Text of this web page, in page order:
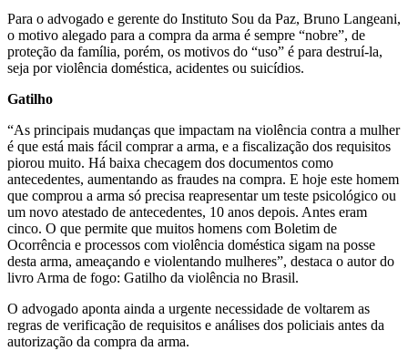
Para o advogado e gerente do Instituto Sou da Paz, Bruno Langeani,
o motivo alegado para a compra da arma é sempre “nobre”, de
proteção da família, porém, os motivos do “uso” é para destruí-la,
seja por violência doméstica, acidentes ou suicídios.
Gatilho
“As principais mudanças que impactam na violência contra a mulher
é que está mais fácil comprar a arma, e a fiscalização dos requisitos
piorou muito. Há baixa checagem dos documentos como
antecedentes, aumentando as fraudes na compra. E hoje este homem
que comprou a arma só precisa reapresentar um teste psicológico ou
um novo atestado de antecedentes, 10 anos depois. Antes eram
cinco. O que permite que muitos homens com Boletim de
Ocorrência e processos com violência doméstica sigam na posse
desta arma, ameaçando e violentando mulheres”, destaca o autor do
livro Arma de fogo: Gatilho da violência no Brasil.
O advogado aponta ainda a urgente necessidade de voltarem as
regras de verificação de requisitos e análises dos policiais antes da
autorização da compra da arma.